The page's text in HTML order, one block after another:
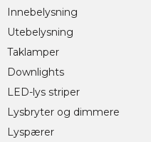
Innebelysning
Utebelysning
Taklamper
Downlights
LED-lys striper
Lysbryter og dimmere
Lyspærer